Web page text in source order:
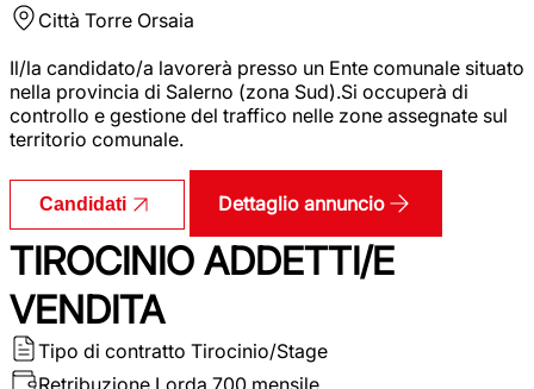
Città Torre Orsaia
Il/la candidato/a lavorerà presso un Ente comunale situato
nella provincia di Salerno (zona Sud).Si occuperà di
controllo e gestione del traffico nelle zone assegnate sul
territorio comunale.
Candidati Dettaglio annuncio
TIROCINIO ADDETTI/E
VENDITA
Tipo di contratto Tirocinio/Stage
Retribuzione Lorda 700 mensile